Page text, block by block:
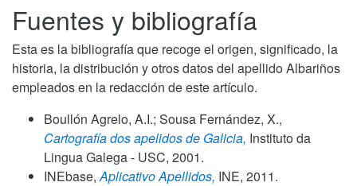
Fuentes y bibliografía
Esta es la bibliografía que recoge el origen, significado, la
historia, la distribución y otros datos del apellido Albariños
empleados en la redacción de este artículo.
Boullón Agrelo, A.I.; Sousa Fernández, X.,
Cartografía dos apelidos de Galicia, Instituto da
Lingua Galega - USC, 2001.
INEbase,Aplicativo Apellidos, INE, 2011.